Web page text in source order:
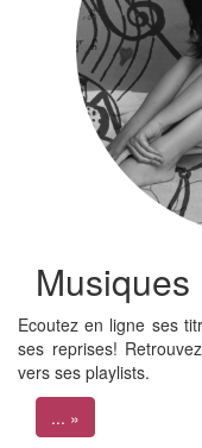
Musiques
Ecoutez en ligne ses
ses reprises!
vers ses playlists.
... »